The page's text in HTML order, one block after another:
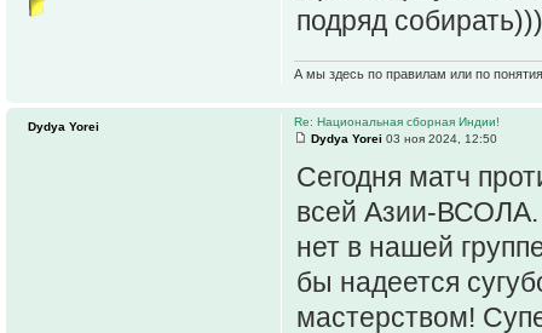
подряд
А мы здесь по правилам или по
Re: Национальная сборная Индии!
Dydya Yorei 03 ноя 2024, 12:50
Сегодня матч
всей Азии-ВСОЛА.
нет в нашей
бы надеется
мастерством!
Dydya Yorei